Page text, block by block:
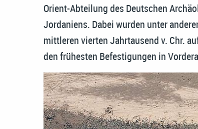
Orient-Abteilung des Deutschen
Jordaniens. Dabei wurden unter
mittleren vierten Jahrtausend v. Chr.
den frühesten Befestigungen in